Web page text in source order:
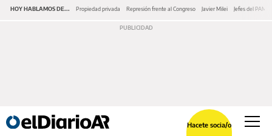
HOY HABLAMOS DE... Propiedad privada Represión frente al Congreso Javier Milei Jefes del PAMI
Hacete socia/o